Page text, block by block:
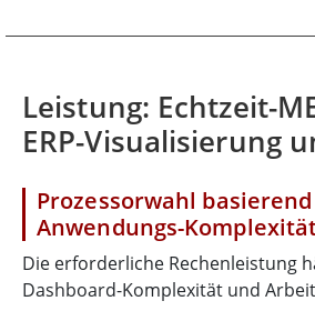
Leistung: Echtzeit-
ERP-Visualisierung
Prozessorwahl
Anwendungs-
Die erforderliche Rechenleistung
Dashboard-Komplexität und